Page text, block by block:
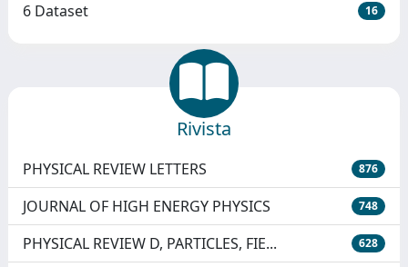
6 Dataset 16
Rivista
PHYSICAL REVIEW LETTERS 876
JOURNAL OF HIGH ENERGY PHYSICS 748
PHYSICAL REVIEW D, PARTICLES, FIE... 628